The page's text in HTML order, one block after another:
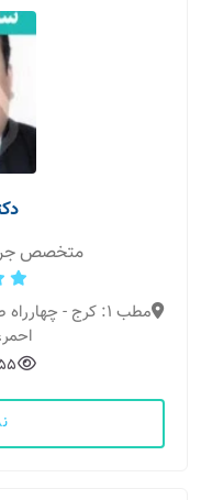
متخصص
مطب 1: کرج -